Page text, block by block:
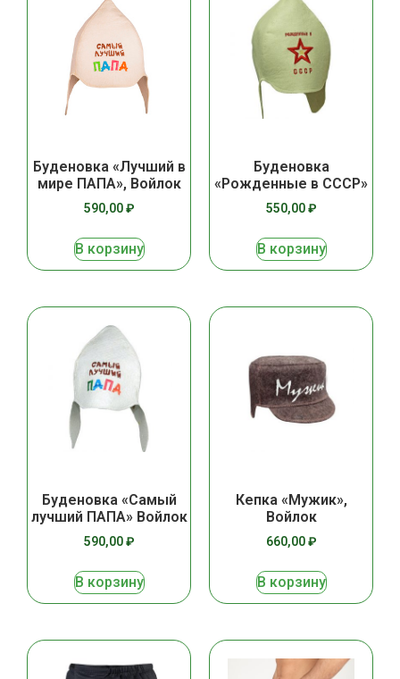
Буденовка «Лучший в
мире ПАПА», Войлок
590,00₽
В корзину
Буденовка
«Рожденные в СССР»
550,00₽
В корзину
Буденовка «Самый
лучший ПАПА» Войлок
590,00₽
В корзину
Кепка «Мужик»,
Войлок
660,00₽
В корзину